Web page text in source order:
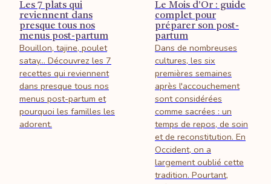
Les 7 plats qui
reviennent dans
presque tous nos
menus post-partum
Bouillon, tajine, poulet
satay… Découvrez les 7
recettes qui reviennent
dans presque tous nos
menus post-partum et
pourquoi les familles les
adorent.
Le Mois d'Or : guide
complet pour
préparer son post-
partum
Dans de nombreuses
cultures, les six
premières semaines
après l'accouchement
sont considérées
comme sacrées : un
temps de repos, de soin
et de reconstitution. En
Occident, on a
largement oublié cette
tradition. Pourtant,